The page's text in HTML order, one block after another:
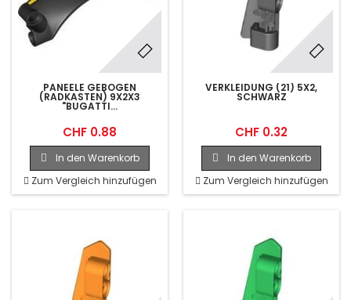
PANEELE GEBOGEN
(RADKASTEN) 9X2X3
"BUGATTI...
CHF 0.88
In den Warenkorb
Zum Vergleich hinzufügen
VERKLEIDUNG (21) 5X2,
SCHWARZ
CHF 0.32
In den Warenkorb
Zum Vergleich hinzufügen